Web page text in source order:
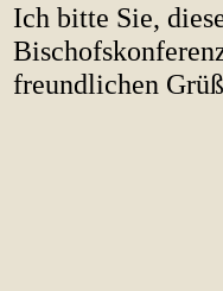
Ich bitte Sie,
freundlichen